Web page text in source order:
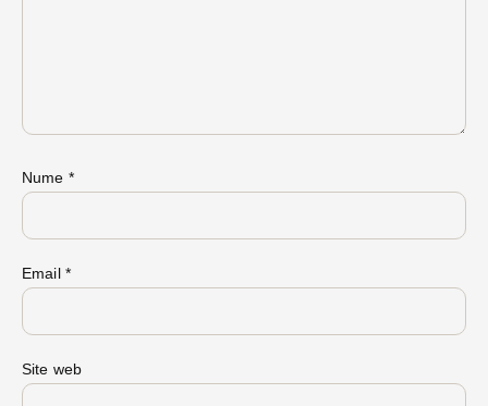
Nume *
Email *
Site web